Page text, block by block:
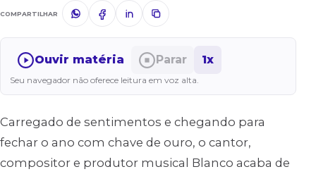
COMPARTILHAR
Ouvir matéria Parar 1x
Seu navegador não oferece leitura em voz alta.
Carregado de sentimentos e chegando para
fechar o ano com chave de ouro, o cantor,
compositor e produtor musical Blanco acaba de